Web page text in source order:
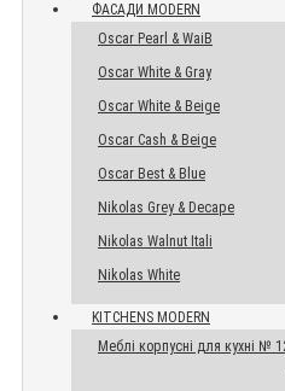
ФАСАДИ MODERN
Oscar Pearl & WaiB
Oscar White & Gray
Oscar White & Beige
Oscar Cash & Beige
Oscar Best & Blue
Nikolas Grey & Decape
Nikolas Walnut Itali
Nikolas White
KITCHENS MODERN
Меблі корпусні для кухні №